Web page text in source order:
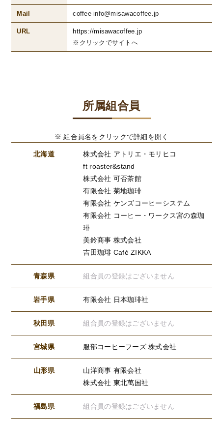
Mail coffee-info@misawacoffee.jp
URL
https://misawacoffee.jp
※クリックでサイトへ
所属組合員
※ 組合員名をクリックで詳細を開く
北海道
株式会社 アトリエ・モリヒコ
ft roaster&stand
株式会社 可否茶館
有限会社 菊地珈琲
有限会社 ケンズコーヒーシステム
有限会社 コーヒー・ワークス宮の森珈
琲
美鈴商事 株式会社
吉田珈琲 Café ZIKKA
青森県 組合員の登録はございません
岩手県 有限会社 日本珈琲社
秋田県 組合員の登録はございません
宮城県 服部コーヒーフーズ 株式会社
山形県
山洋商事 有限会社
株式会社 東北萬国社
福島県 組合員の登録はございません